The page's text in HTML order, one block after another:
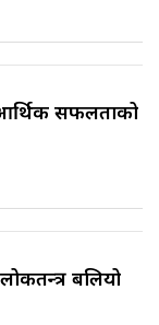
सफलताको
बलियो